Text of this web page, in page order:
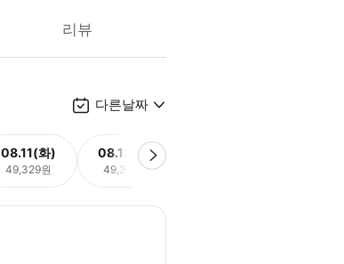
리뷰
다른날짜
08.11(화)
49,329원
08.12(수)
49,329원